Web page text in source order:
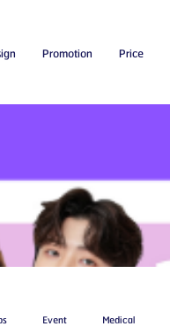
Promotion Price
Event Medical